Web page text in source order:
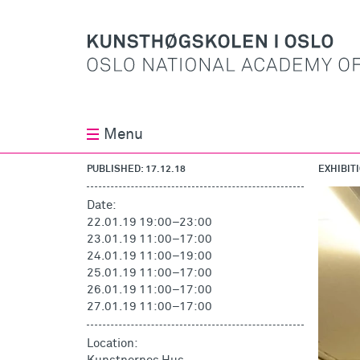
Menu
PUBLISHED: 17.12.18
Date:
22.01.19 19:00–23:00
23.01.19 11:00–17:00
24.01.19 11:00–19:00
25.01.19 11:00–17:00
26.01.19 11:00–17:00
27.01.19 11:00–17:00
Location: